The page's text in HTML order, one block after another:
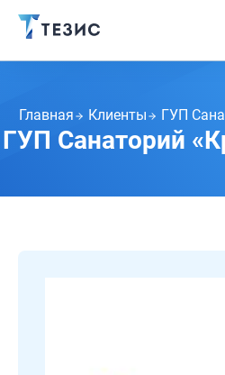
Главная Клиенты ГУП
ГУП Санаторий